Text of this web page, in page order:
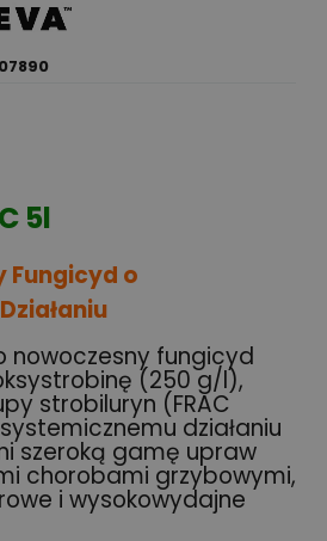
5l
Fungicyd o
nowoczesny fungicyd
(250 g/l),
strobiluryn (FRAC
działaniu
szeroką gamę upraw
chorobami grzybowymi,
i wysokowydajne